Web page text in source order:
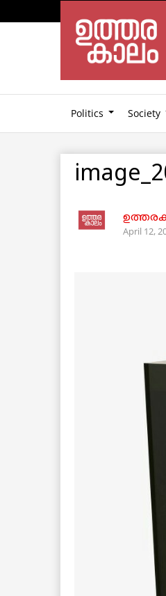
Politics Society
April 12,